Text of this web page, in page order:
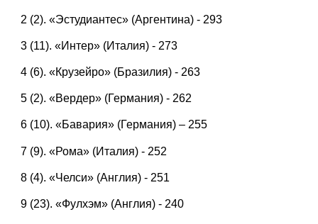
2 (2). «Эстудиантес» (Аргентина) - 293
3 (11). «Интер» (Италия) - 273
4 (6). «Крузейро» (Бразилия) - 263
5 (2). «Вердер» (Германия) - 262
6 (10). «Бавария» (Германия) – 255
7 (9). «Рома» (Италия) - 252
8 (4). «Челси» (Англия) - 251
9 (23). «Фулхэм» (Англия) - 240